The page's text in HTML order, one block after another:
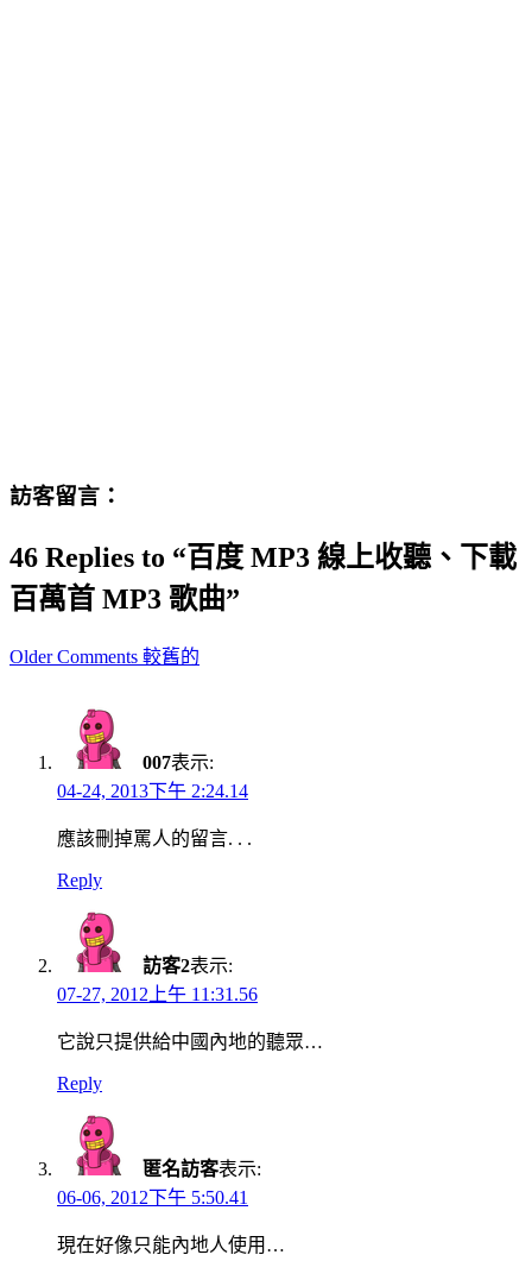
訪客留言：
46 Replies to “百度 MP3 線上收聽、下載
百萬首 MP3 歌曲”
Comment
Older Comments 較舊的
007表示:
04-24, 2013下午 2:24.14
應該刪掉罵人的留言. . .
Reply
訪客2表示:
07-27, 2012上午 11:31.56
它說只提供給中國內地的聽眾…
Reply
匿名訪客表示:
06-06, 2012下午 5:50.41
現在好像只能內地人使用…